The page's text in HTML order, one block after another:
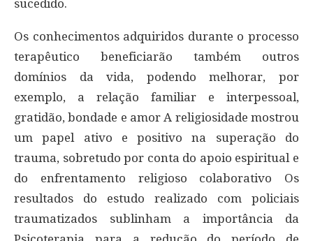
sucedido.
Os conhecimentos adquiridos durante o processo
terapêutico beneficiarão também outros
domínios da vida, podendo melhorar, por
exemplo, a relação familiar e interpessoal,
gratidão, bondade e amor A religiosidade mostrou
um papel ativo e positivo na superação do
trauma, sobretudo por conta do apoio espiritual e
do enfrentamento religioso colaborativo Os
resultados do estudo realizado com policiais
traumatizados sublinham a importância da